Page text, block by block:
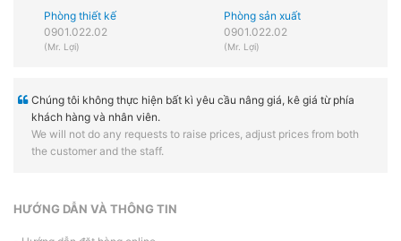
Phòng thiết kế
0901.022.02
(Mr. Lợi)
Phòng sản xuất
0901.022.02
(Mr. Lợi)
Chúng tôi không thực hiện bất kì yêu cầu nâng giá, kê giá từ phía
khách hàng và nhân viên.
We will not do any requests to raise prices, adjust prices from both
the customer and the staff.
HƯỚNG DẪN VÀ THÔNG TIN